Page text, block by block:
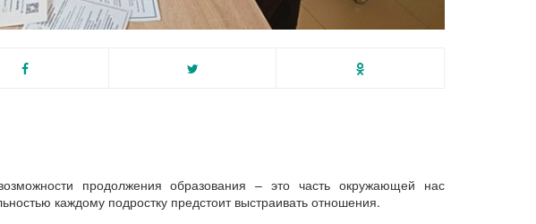
продолжения образования – это часть окружающей нас
каждому подростку предстоит выстраивать отношения.